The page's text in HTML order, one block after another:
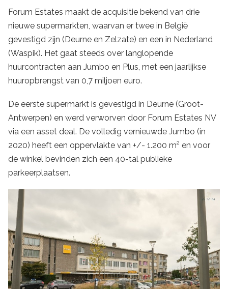
Forum Estates maakt de acquisitie bekend van drie
nieuwe supermarkten, waarvan er twee in België
gevestigd zijn (Deurne en Zelzate) en een in Nederland
(Waspik). Het gaat steeds over langlopende
huurcontracten aan Jumbo en Plus, met een jaarlijkse
huuropbrengst van 0,7 miljoen euro.
De eerste supermarkt is gevestigd in Deurne (Groot-
Antwerpen) en werd verworven door Forum Estates NV
via een asset deal. De volledig vernieuwde Jumbo (in
2020) heeft een oppervlakte van +/- 1.200 m² en voor
de winkel bevinden zich een 40-tal publieke
parkeerplaatsen.